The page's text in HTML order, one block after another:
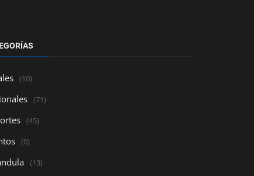
(10)
(71)
(45)
(0)
(13)